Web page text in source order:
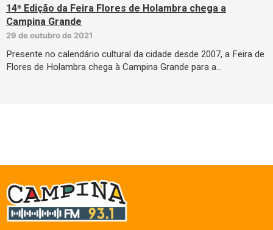
14ª Edição da Feira Flores de Holambra chega a
Campina Grande
29 de outubro de 2021
Presente no calendário cultural da cidade desde 2007, a Feira de
Flores de Holambra chega à Campina Grande para a…